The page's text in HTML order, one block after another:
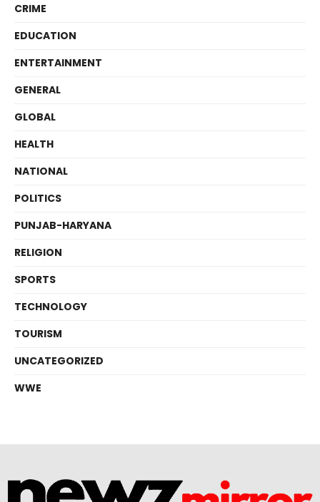
CRIME
EDUCATION
ENTERTAINMENT
GENERAL
GLOBAL
HEALTH
NATIONAL
POLITICS
PUNJAB-HARYANA
RELIGION
SPORTS
TECHNOLOGY
TOURISM
UNCATEGORIZED
WWE